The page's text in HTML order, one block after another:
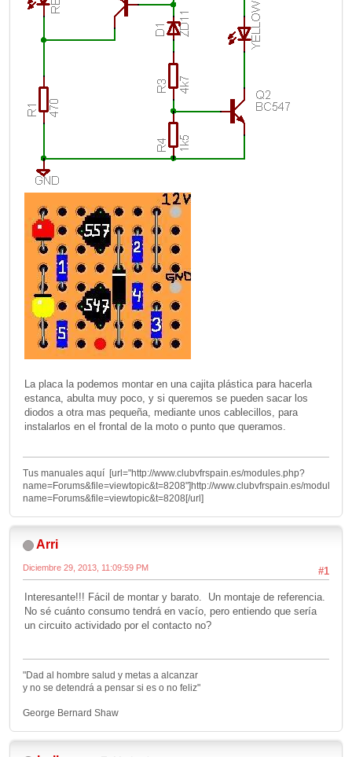
La placa la podemos montar en una cajita plástica para hacerla
estanca, abulta muy poco, y si queremos se pueden sacar los
diodos a otra mas pequeña, mediante unos cablecillos, para
instalarlos en el frontal de la moto o punto que queramos.
Tus manuales aquí [url="http://www.clubvfrspain.es/modules.php?
name=Forums&file=viewtopic&t=8208"]http://www.clubvfrspain.es/
name=Forums&file=viewtopic&t=8208[/url]
Arri
#1
Diciembre 29, 2013, 11:09:59 PM
Interesante!!! Fácil de montar y barato. Un montaje de referencia.
No sé cuánto consumo tendrá en vacío, pero entiendo que sería
un circuito actividado por el contacto no?
"Dad al hombre salud y metas a alcanzar
y no se detendrá a pensar si es o no feliz"
George Bernard Shaw